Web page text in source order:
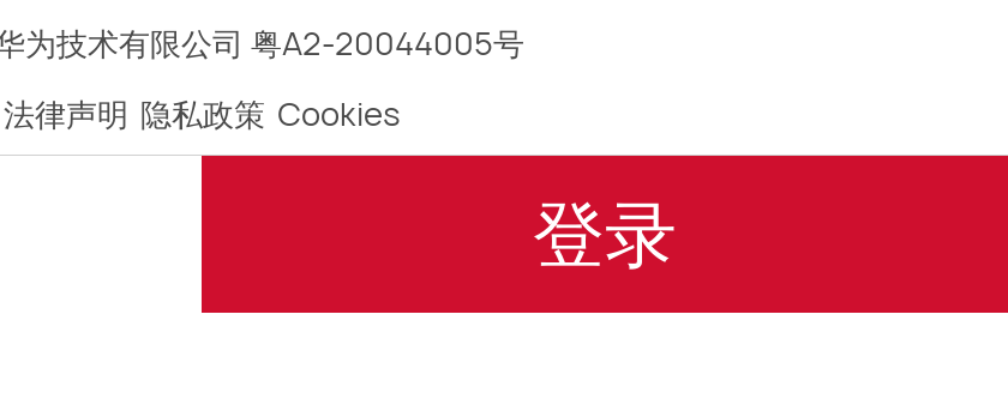
化体验加持、IPD&NPS管
方式，联合共创高品质产
者满意度。多款智选产品
为技术有限公司 粤A2-20044005号
法律声明 隐私政策 Cookies
登录